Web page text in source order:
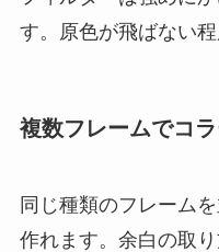
す。原色が飛ばない程
複数フレームでコ
同じ種類のフレーム
作れます。余白の取